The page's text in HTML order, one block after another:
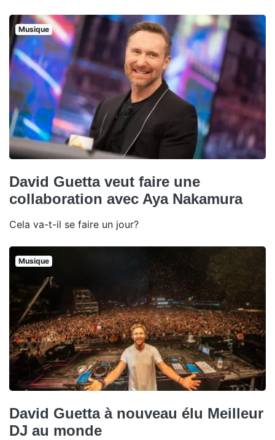
Musique
David Guetta veut faire une
collaboration avec Aya Nakamura
Cela va-t-il se faire un jour?
Musique
David Guetta à nouveau élu Meilleur
DJ au monde